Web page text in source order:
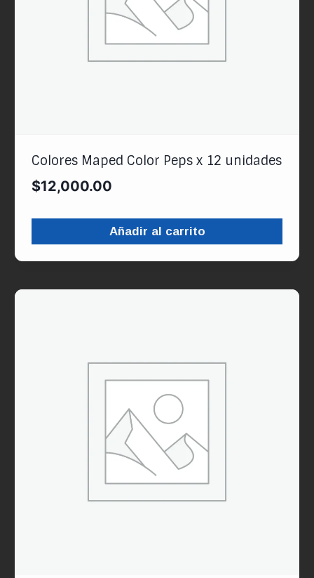
Colores Maped Color Peps x 12 unidades
$12,000.00
Añadir al carrito